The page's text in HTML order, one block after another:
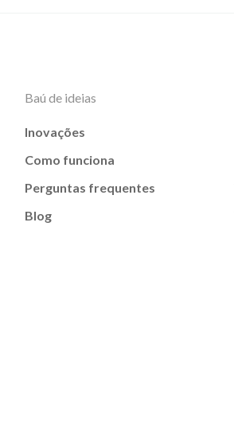
Baú de ideias
Inovações
Como funciona
Perguntas frequentes
Blog